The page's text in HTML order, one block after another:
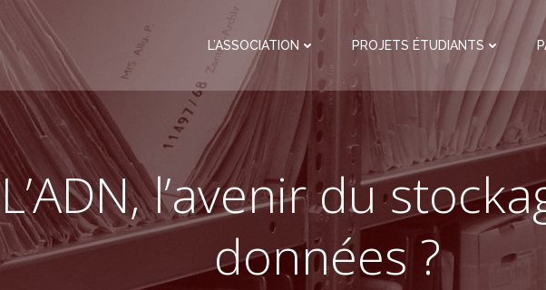
L’ASSOCIATION PROJETS ÉTUDIANTS
L’ADN, l’avenir du
données ?